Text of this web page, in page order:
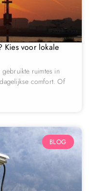
Kies voor lokale
gebruikte ruimtes in
comfort. Of
BLOG